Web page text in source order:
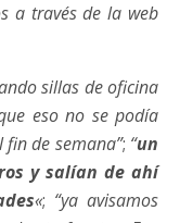
a través de la web
sillas de oficina
eso no se podía
de semana”; “un
y salían de ahí
«; “ya avisamos